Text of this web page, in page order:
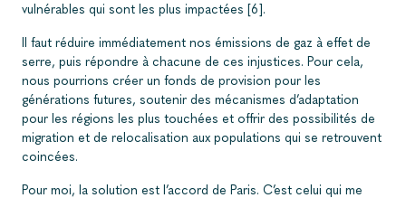
vulnérables qui sont les plus impactées [6].
Il faut réduire immédiatement nos émissions de gaz à effet de
serre, puis répondre à chacune de ces injustices. Pour cela,
nous pourrions créer un fonds de provision pour les
générations futures, soutenir des mécanismes d’adaptation
pour les régions les plus touchées et offrir des possibilités de
migration et de relocalisation aux populations qui se retrouvent
coincées.
Pour moi, la solution est l’accord de Paris. C’est celui qui me